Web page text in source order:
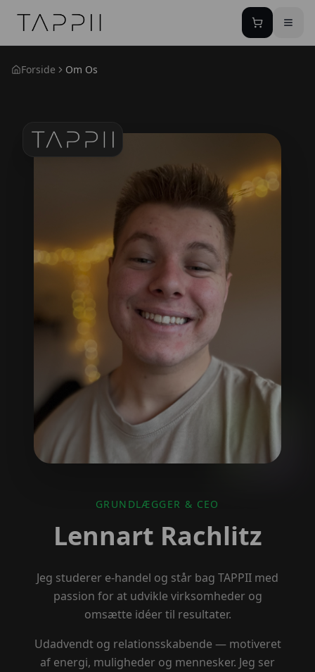
TAPPII - NFC Visitkort Danmark
Forside Om Os
GRUNDLÆGGER & CEO
Lennart Rachlitz
Jeg studerer e-handel og står bag TAPPII med
passion for at udvikle virksomheder og
omsætte idéer til resultater.
Udadvendt og relationsskabende — motiveret
af energi, muligheder og mennesker. Jeg ser